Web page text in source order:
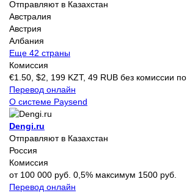
Отправляют в Казахстан
Австралия
Австрия
Албания
Еще 42 страны
Комиссия
€1.50, $2, 199 KZT, 49 RUB без комиссии по
Перевод онлайн
О системе Paysend
Dengi.ru
Отправляют в Казахстан
Россия
Комиссия
от 100 000 руб. 0,5% максимум 1500 руб.
Перевод онлайн